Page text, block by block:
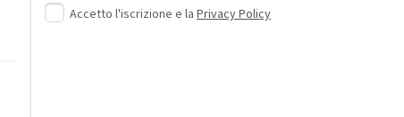
Accetto l'iscrizione e la Privacy Policy